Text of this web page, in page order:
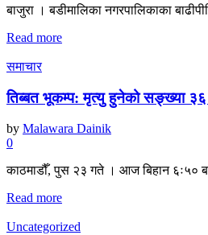
बाजुरा । बडीमालिका नगरपालिकाका
Read more
समाचार
तिब्बत भूकम्प: मृत्यु हुनेको सङ्ख्या ३६
by Malawara Dainik
0
काठमाडौँ, पुस २३ गते । आज बिहान ६ः५० बजे
Read more
Uncategorized